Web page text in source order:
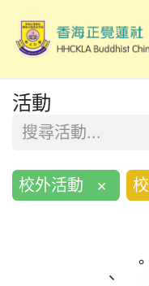
活動
校外活動 ×